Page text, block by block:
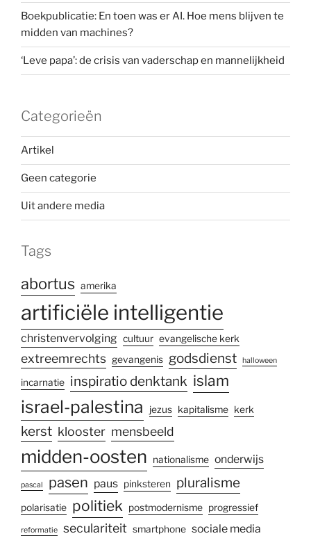
Boekpublicatie: En toen was er AI. Hoe mens blijven te
midden van machines?
‘Leve papa’: de crisis van vaderschap en mannelijkheid
Categorieën
Artikel
Geen categorie
Uit andere media
Tags
abortus amerika
artificiële intelligentie
christenvervolging cultuur evangelische kerk
extreemrechts gevangenis godsdienst halloween
incarnatie inspiratio denktank islam
israel-palestina jezus kapitalisme kerk
kerst klooster mensbeeld
midden-oosten nationalisme onderwijs
pascal pasen paus pinksteren pluralisme
polarisatie politiek postmodernisme progressief
reformatie seculariteit smartphone sociale media